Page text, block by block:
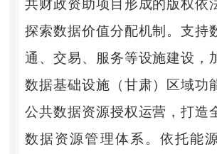
共财政资助项目形成的版权依
探索数据价值分配机制。支持
通、交易、服务等设施建设，
数据基础设施（甘肃）区域功
公共数据资源授权运营，打造
数据资源管理体系。依托能